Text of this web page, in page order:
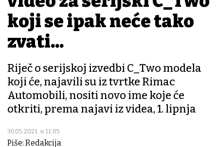
koji se ipak neće tako
zvati...
Riječ o serijskoj izvedbi C_Two modela
koji će, najavili su iz tvrtke Rimac
Automobili, nositi novo ime koje će
otkriti, prema najavi iz videa, 1. lipnja
30.05.2021. u 11:05
Piše: Redakcija